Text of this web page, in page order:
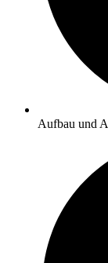
Aufbau und